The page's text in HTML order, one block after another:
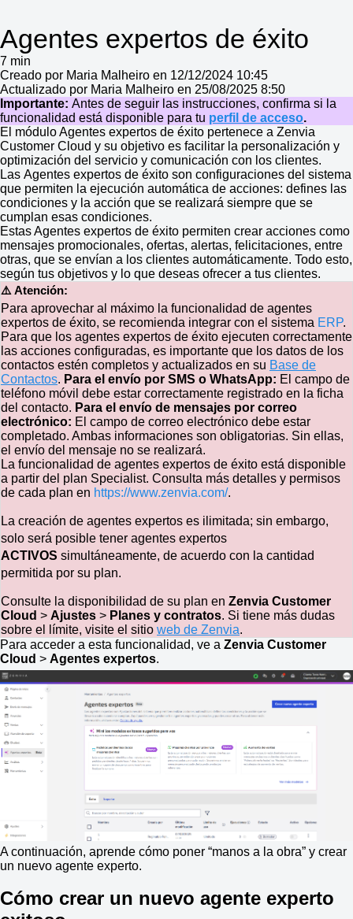
Agentes expertos de éxito
7 min
Creado por Maria Malheiro en 12/12/2024 10:45
Actualizado por Maria Malheiro en 25/08/2025 8:50
Importante: Antes de seguir las instrucciones, confirma si la
funcionalidad está disponible para tu perfil de acceso.
El módulo Agentes expertos de éxito pertenece a Zenvia
Customer Cloud y su objetivo es facilitar la personalización y
optimización del servicio y comunicación con los clientes.
Las Agentes expertos de éxito son configuraciones del sistema
que permiten la ejecución automática de acciones: defines las
condiciones y la acción que se realizará siempre que se
cumplan esas condiciones.
Estas Agentes expertos de éxito permiten crear acciones como
mensajes promocionales, ofertas, alertas, felicitaciones, entre
otras, que se envían a los clientes automáticamente. Todo esto,
según tus objetivos y lo que deseas ofrecer a tus clientes.
⚠️ Atención:
Para aprovechar al máximo la funcionalidad de agentes
expertos de éxito, se recomienda integrar con el sistema ERP.
Para que los agentes expertos de éxito ejecuten correctamente
las acciones configuradas, es importante que los datos de los
contactos estén completos y actualizados en su Base de
Contactos. Para el envío por SMS o WhatsApp: El campo de
teléfono móvil debe estar correctamente registrado en la ficha
del contacto. Para el envío de mensajes por correo
electrónico: El campo de correo electrónico debe estar
completado. Ambas informaciones son obligatorias. Sin ellas,
el envío del mensaje no se realizará.
La funcionalidad de agentes expertos de éxito está disponible
a partir del plan Specialist. Consulta más detalles y permisos
de cada plan en https://www.zenvia.com/.
La creación de agentes expertos es ilimitada; sin embargo,
solo será posible tener agentes expertos
ACTIVOS simultáneamente, de acuerdo con la cantidad
permitida por su plan.
Consulte la disponibilidad de su plan en Zenvia Customer
Cloud > Ajustes > Planes y contratos. Si tiene más dudas
sobre el límite, visite el sitio web de Zenvia.
Para acceder a esta funcionalidad, ve a Zenvia Customer
Cloud > Agentes expertos.
A continuación, aprende cómo poner “manos a la obra” y crear
un nuevo agente experto.
Cómo crear un nuevo agente experto